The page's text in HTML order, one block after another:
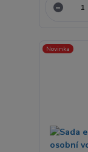
Novinka